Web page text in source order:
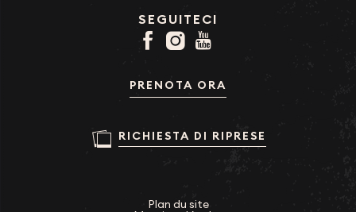
SEGUITECI
PRENOTA ORA
RICHIESTA DI RIPRESE
Plan du site